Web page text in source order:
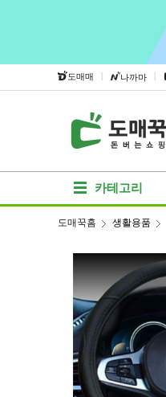
도매매 | 나까마 |
카테고리
도매꾹홈 생활용품